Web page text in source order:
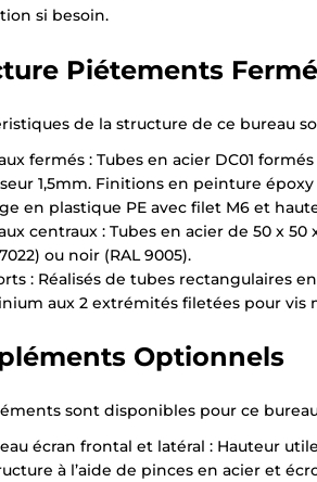
si besoin.
Piétements
de la structure de ce bureau
fermés : Tubes en acier DC01
1,5mm. Finitions en peinture époxy
en plastique PE avec filet M6 et
centraux : Tubes en acier de 50 x
ou noir (RAL 9005).
: Réalisés de tubes rectangulaires
aux 2 extrémités filetées pour vis
Optionnels
sont disponibles pour ce
écran frontal et latéral : Hauteur utile
à l’aide de pinces en acier et